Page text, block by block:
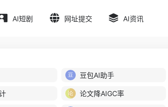
AI短剧 网址提交 AI资讯
豆包AI助手
论文降AIGC率